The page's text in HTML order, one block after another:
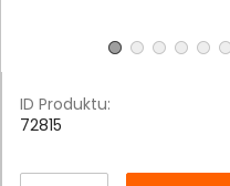
ID Produktu:
72815